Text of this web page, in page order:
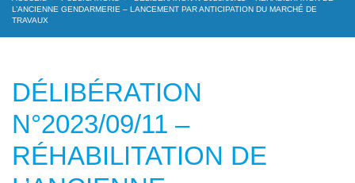
L’ANCIENNE GENDARMERIE – LANCEMENT PAR ANTICIPATION DU MARCHÉ DE
TRAVAUX
DÉLIBÉRATION
N°2023/09/11 –
RÉHABILITATION DE